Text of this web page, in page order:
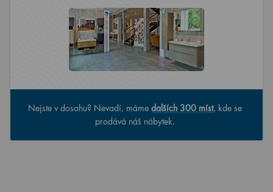
Nejste v dosahu? Nevadí, máme dalších 300 míst, kde se
prodává náš nábytek.